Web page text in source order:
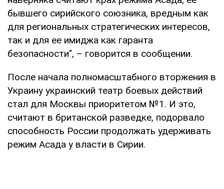
бывшего сирийского союзника, вредным как
для региональных стратегических интересов,
так и для ее имиджа как гаранта
безопасности", – говорится в сообщении.
После начала полномасштабного вторжения в
Украину украинский театр боевых действий
стал для Москвы приоритетом №1. И это,
считают в британской разведке, подорвало
способность России продолжать удерживать
режим Асада у власти в Сирии.